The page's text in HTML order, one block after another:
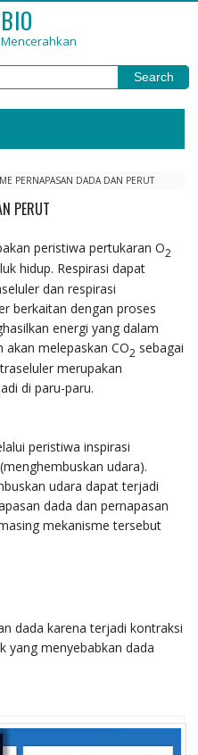
Search
PERNAPASAN DADA DAN PERUT
PERUT
peristiwa pertukaran O2
hidup. Respirasi dapat
dan respirasi
berkaitan dengan proses
energi yang dalam
akan melepaskan CO2 sebagai
merupakan
di paru-paru.
peristiwa inspirasi
udara).
udara dapat terjadi
dada dan pernapasan
mekanisme tersebut
dada karena terjadi kontraksi
menyebabkan dada